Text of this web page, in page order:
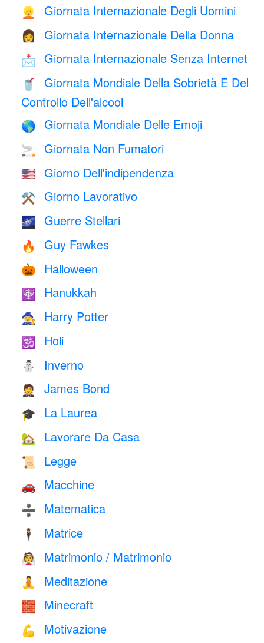
👱 Giornata Internazionale Degli Uomini
👩 Giornata Internazionale Della Donna
📩 Giornata Internazionale Senza Internet
🥤
Giornata Mondiale Della Sobrietà E Del
Controllo Dell'alcool
🌎 Giornata Mondiale Delle Emoji
🚬 Giornata Non Fumatori
🇺🇸 Giorno Dell'indipendenza
⚒️ Giorno Lavorativo
🌌 Guerre Stellari
🔥 Guy Fawkes
🎃 Halloween
🕎 Hanukkah
🧙 Harry Potter
🕉 Holi
⛄ Inverno
🤵 James Bond
🎓 La Laurea
🏡 Lavorare Da Casa
📜 Legge
🚗 Macchine
➗ Matematica
🕴️ Matrice
👰 Matrimonio / Matrimonio
🧘 Meditazione
🧱 Minecraft
💪 Motivazione